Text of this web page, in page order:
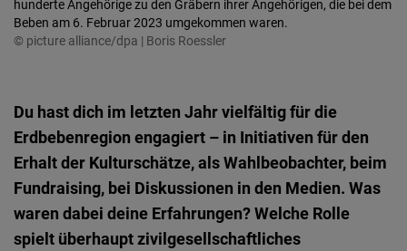
hunderte Angehörige zu den Gräbern ihrer Angehörigen, die bei dem
Beben am 6. Februar 2023 umgekommen waren.
© picture alliance/dpa | Boris Roessler
Du hast dich im letzten Jahr vielfältig für die
Erdbebenregion engagiert – in Initiativen für den
Erhalt der Kulturschätze, als Wahlbeobachter, beim
Fundraising, bei Diskussionen in den Medien. Was
waren dabei deine Erfahrungen? Welche Rolle
spielt überhaupt zivilgesellschaftliches